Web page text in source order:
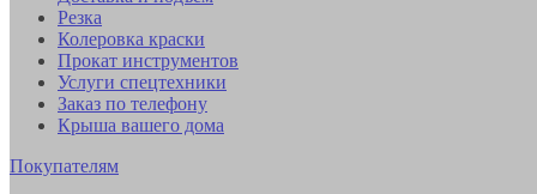
Резка
Колеровка краски
Прокат инструментов
Услуги спецтехники
Заказ по телефону
Крыша вашего дома
Покупателям